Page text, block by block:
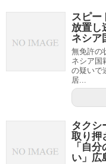
スピー
放置し
ネシア
無免許の
ネシア国
の疑いで
居...
タクシ
取り押
「自
い」広